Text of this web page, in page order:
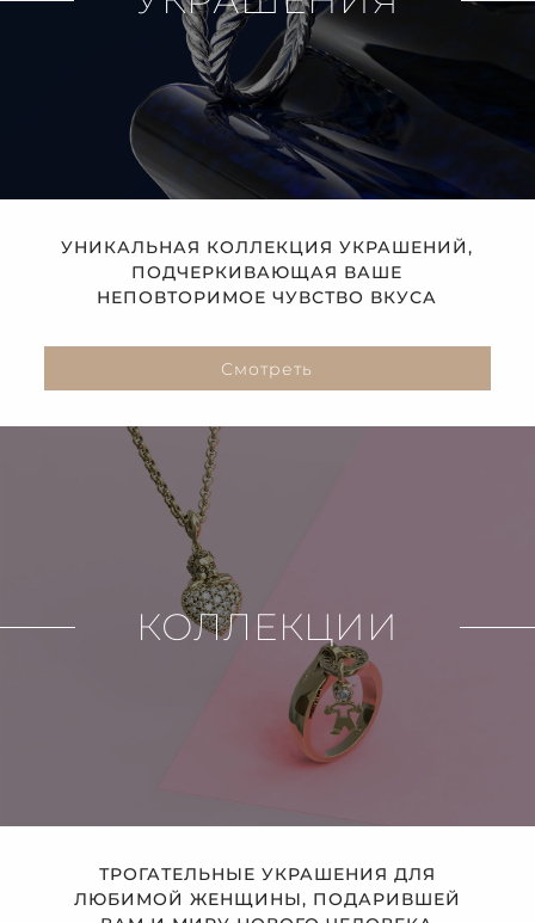
УНИКАЛЬНАЯ КОЛЛЕКЦИЯ УКРАШЕНИЙ,
ПОДЧЕРКИВАЮЩАЯ ВАШЕ
НЕПОВТОРИМОЕ ЧУВСТВО ВКУСА
Смотреть
КОЛЛЕКЦИИ
ТРОГАТЕЛЬНЫЕ УКРАШЕНИЯ ДЛЯ
ЛЮБИМОЙ ЖЕНЩИНЫ, ПОДАРИВШЕЙ